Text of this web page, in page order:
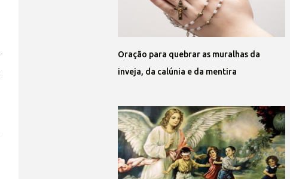
Oração para quebrar as muralhas da
inveja, da calúnia e da mentira